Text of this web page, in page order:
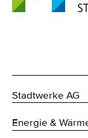
Stadtwerke AG
Energie &